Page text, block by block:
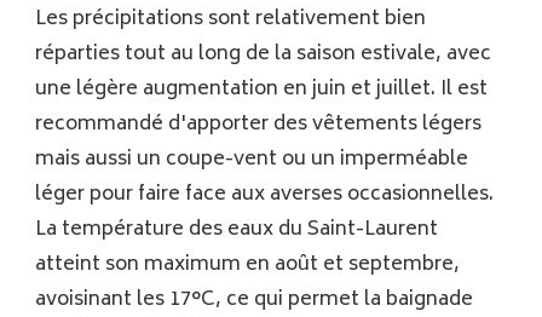
Les précipitations sont relativement bien
réparties tout au long de la saison estivale, avec
une légère augmentation en juin et juillet. Il est
recommandé d'apporter des vêtements légers
mais aussi un coupe-vent ou un imperméable
léger pour faire face aux averses occasionnelles.
La température des eaux du Saint-Laurent
atteint son maximum en août et septembre,
avoisinant les 17°C, ce qui permet la baignade